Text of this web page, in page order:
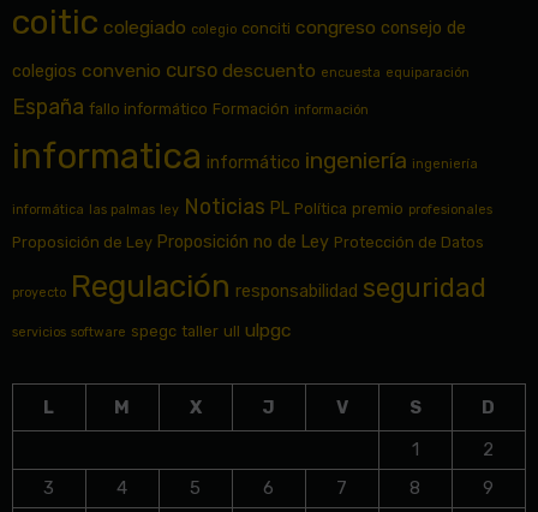
coitic colegiado colegio conciti congreso consejo de
colegios convenio curso descuento encuesta equiparación
España fallo informático Formación información
informatica informático ingeniería ingeniería
informática las palmas ley Noticias PL Política premio profesionales
Proposición de Ley Proposición no de Ley Protección de Datos
proyecto Regulación responsabilidad seguridad
servicios software spegc taller ull ulpgc
L M X J V S
D
1
2
3
4 5 6 7 8
9